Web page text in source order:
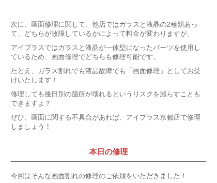
次に、画面修理に関して、他店ではガラスと液晶の2種類あっ
て、どちらが故障しているかによって料金が変わりますが、
アイプラスではガラスと液晶が一体型になったパーツを使用し
ているため、画面修理でどちらも修理可能です。
たとえ、ガラス割れでも液晶故障でも「画面修理」としてお受
けいたします！
修理しても後日別の箇所が壊れるというリスクを減らすことも
できますよ？
ぜひ、画面に関する不具合があれば、アイプラス京都店で修理
しましょう！
本日の修理
今回はそんな画面割れの修理のご依頼をいただきました！